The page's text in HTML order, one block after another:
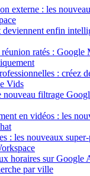
externe : les
enfin
ratés : Google
: créez
Vids
filtrage
en vidéos : les
: les nouveaux
horaires sur Google
par ville